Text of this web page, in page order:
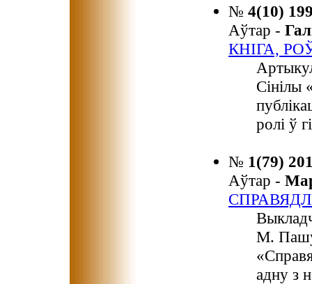
№ 4(10)
Аўтар -
КНІГА,
Сінілы
ролі ў
№ 1(79)
Аўтар -
М.
адну з